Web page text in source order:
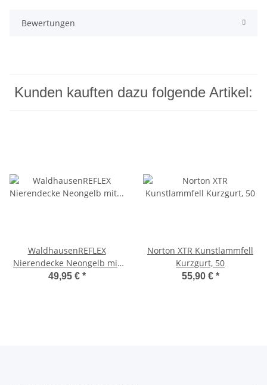
Bewertungen
Kunden kauften dazu folgende Artikel:
WaldhausenREFLEX
Nierendecke Neongelb mit
Reflektionsstreifen Pony
49,95 € *
Norton XTR Kunstlammfell
Kurzgurt, 50
55,90 € *